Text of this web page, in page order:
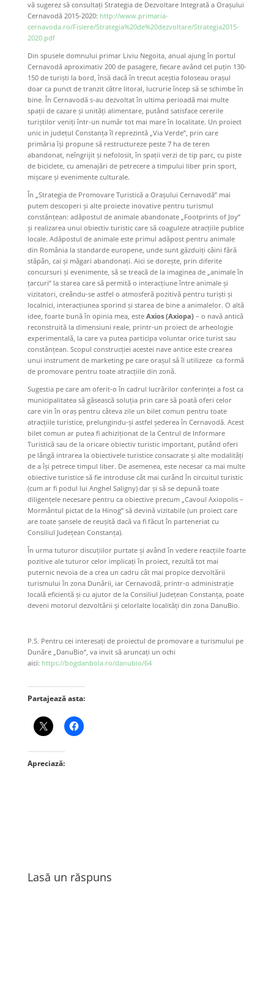
vă sugerez să consultaţi Strategia de Dezvoltare Integrată a Oraşului
Cernavodă 2015-2020: http://www.primaria-
cernavoda.ro/Fisiere/Strategia%20de%20dezvoltare/Strategia2015-
2020.pdf
Din spusele domnului primar Liviu Negoita, anual ajung în portul
Cernavodă aproximativ 200 de pasagere, fiecare având cel puţin 130-
150 de turişti la bord, însă dacă în trecut aceştia foloseau oraşul
doar ca punct de tranzit către litoral, lucrurie încep să se schimbe în
bine. În Cernavodă s-au dezvoltat în ultima perioadă mai multe
spaţii de cazare şi unităţi alimentare, putând satisface cererile
turiştilor veniţi într-un număr tot mai mare în localitate. Un proiect
unic in judeţul Constanţa îl reprezintă „Via Verde”, prin care
primăria îşi propune să restructureze peste 7 ha de teren
abandonat, neîngrijit şi nefolosit, în spaţii verzi de tip parc, cu piste
de biciclete, cu amenajări de petrecere a timpului liber prin sport,
mişcare şi evenimente culturale.
În „Strategia de Promovare Turistică a Oraşului Cernavodă” mai
putem descoperi şi alte proiecte inovative pentru turismul
constănţean: adăpostul de animale abandonate „Footprints of Joy”
şi realizarea unui obiectiv turistic care să coaguleze atracţiile publice
locale. Adăpostul de animale este primul adăpost pentru animale
din România la standarde europene, unde sunt găzduiți câini fără
stăpân, cai și măgari abandonați. Aici se doreşte, prin diferite
concursuri şi evenimente, să se treacă de la imaginea de „animale în
ţarcuri” la starea care să permită o interacţiune între animale şi
vizitatori, creându-se astfel o atmosferă pozitivă pentru turişti şi
localnici, interacţiunea sporind şi starea de bine a animalelor. O altă
idee, foarte bună în opinia mea, este Axios (Axiopa) – o navă antică
reconstruită la dimensiuni reale, printr-un proiect de arheologie
experimentală, la care va putea participa voluntar orice turist sau
constănţean. Scopul construcţiei acestei nave antice este crearea
unui instrument de marketing pe care oraşul să îl utilizeze ca formă
de promovare pentru toate atracţiile din zonă.
Sugestia pe care am oferit-o în cadrul lucrărilor conferinţei a fost ca
municipalitatea să găsească soluţia prin care să poată oferi celor
care vin în oraş pentru câteva zile un bilet comun pentru toate
atracţiile turistice, prelungindu-şi astfel şederea în Cernavodă. Acest
bilet comun ar putea fi achiziţionat de la Centrul de Informare
Turistică sau de la oricare obiectiv turistic important, putând oferi
pe lângă intrarea la obiectivele turistice consacrate şi alte modalităţi
de a îşi petrece timpul liber. De asemenea, este necesar ca mai multe
obiective turistice să fie introduse cât mai curând în circuitul turistic
(cum ar fi podul lui Anghel Saligny) dar şi să se depună toate
diligenţele necesare pentru ca obiective precum „Cavoul Axiopolis –
Mormântul pictat de la Hinog” să devină vizitabile (un proiect care
are toate şansele de reuşită dacă va fi făcut în parteneriat cu
Consiliul Judeţean Constanţa).
În urma tuturor discuţiilor purtate şi având în vedere reacţiile foarte
pozitive ale tuturor celor implicaţi în proiect, rezultă tot mai
puternic nevoia de a crea un cadru cât mai propice dezvoltării
turismului în zona Dunării, iar Cernavodă, printr-o administraţie
locală eficientă şi cu ajutor de la Consiliul Judeţean Constanţa, poate
deveni motorul dezvoltării şi celorlalte localităţi din zona DanuBio.
P.S. Pentru cei interesaţi de proiectul de promovare a turismului pe
Dunăre „DanuBio”, va invit să aruncaţi un ochi
aici: https://bogdanbola.ro/danubio/64
Partajează asta:
Apreciază:
Lasă un răspuns